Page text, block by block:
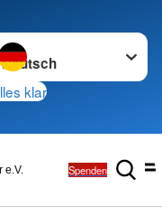
wechseln zu
klar
e.V. Spenden